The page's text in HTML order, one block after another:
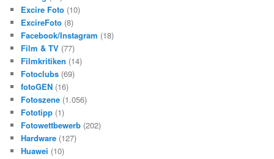
Excire Foto (10)
ExcireFoto (8)
Facebook/Instagram (18)
Film & TV (77)
Filmkritiken (14)
Fotoclubs (69)
fotoGEN (16)
Fotoszene (1.056)
Fototipp (1)
Fotowettbewerb (202)
Hardware (127)
Huawei (10)